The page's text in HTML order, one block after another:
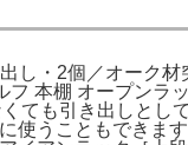
し・2個／オーク
本棚 オープンラ
ても引き出しとし
うこともできま